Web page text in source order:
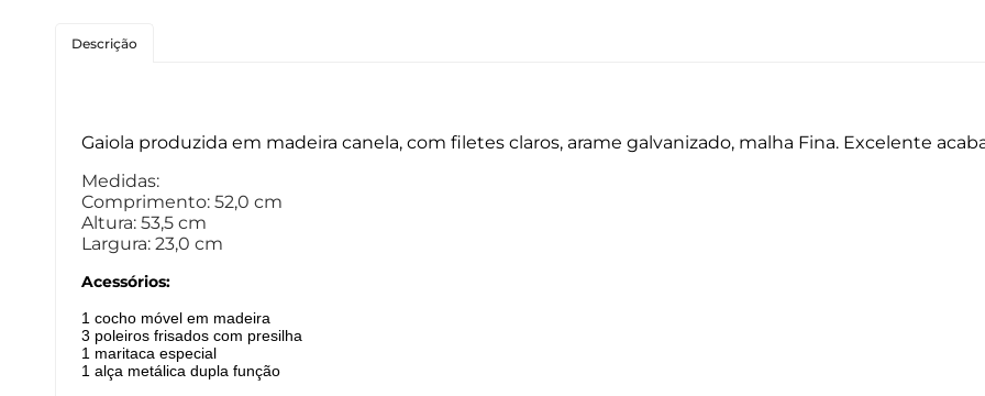
Descrição
Gaiola produzida em madeira canela, com filetes claros, arame galvanizado, malha Fina. Excelente
Medidas:
Comprimento: 52,0 cm
Altura: 53,5 cm
Largura: 23,0 cm
Acessórios:
1 cocho móvel em madeira
3 poleiros frisados com presilha
1 maritaca especial
1 alça metálica dupla função